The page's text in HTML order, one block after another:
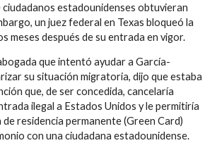
estadounidenses obtuvieran
un juez federal en Texas bloqueó la
meses después de su entrada en vigor.
que intentó ayudar a García-
su situación migratoria, dijo que estaba
que, de ser concedida, cancelaría
ilegal a Estados Unidos y le permitiría
residencia permanente (Green Card)
con una ciudadana estadounidense.